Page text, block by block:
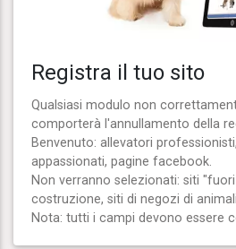
Registra il tuo sito
Qualsiasi modulo non
comporterà l'annullamento della
Benvenuto: allevatori
appassionati, pagine facebook.
Non verranno selezionati: siti
costruzione, siti di negozi di
Nota: tutti i campi devono essere